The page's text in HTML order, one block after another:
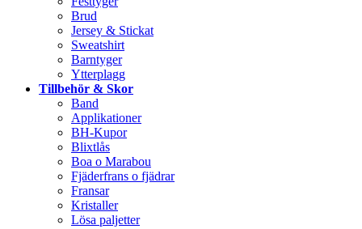
Brud
Jersey & Stickat
Sweatshirt
Barntyger
Ytterplagg
Tillbehör & Skor
Band
Applikationer
BH-Kupor
Blixtlås
Boa o Marabou
Fjäderfrans o fjädrar
Fransar
Kristaller
Lösa paljetter